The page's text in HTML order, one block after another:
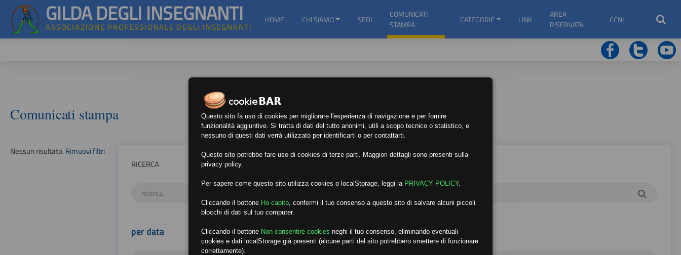
GILDA DEGLI INSEGNANTI
ASSOCIAZIONE PROFESSIONALE DEGLI INSEGNANTI
HOME CHI SIAMO SEDI
COMUNICATI
STAMPA
CATEGORIE LINK
AREA
RISERVATA
CCNL
Comunicati stampa
Nessun risultato.Rimuovi filtri
RICERCA
per data
Questo sito fa uso di cookies per migliorare l'esperienza di navigazione e per fornire
funzionalità aggiuntive. Si tratta di dati del tutto anonimi, utili a scopo tecnico o statistico, e
nessuno di questi dati verrà utilizzato per identificarti o per contattarti.
Questo sito potrebbe fare uso di cookies di terze parti. Maggiori dettagli sono presenti sulla
privacy policy.
Per sapere come questo sito utilizza cookies o localStorage, leggi la PRIVACY POLICY.
Cliccando il bottone Ho capito confermi il tuo consenso a questo sito di salvare alcuni piccoli
blocchi di dati sul tuo computer.
Cliccando il bottone Non consentire cookies neghi il tuo consenso, eliminando eventuali
cookies e dati localStorage già presenti (alcune parti del sito potrebbero smettere di funzionare
correttamente).